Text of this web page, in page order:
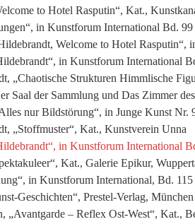
to Hotel Rasputin“, Kat.,
in Kunstforum International Bd. 99
Welcome to Hotel Rasputin“,
in Kunstforum International
„Chaotische Strukturen Himmlische
Saal der Sammlung und Das Zimmer
nur Bildstörung“, in Junge Kunst Nr.
„Stoffmuster“, Kat., Kunstverein Unna
in Kunstforum International
Kat., Galerie Epikur,
in Kunstforum International, Bd. 115
Geschichten“, Prestel-Verlag, München
„Avantgarde – Reflex Ost-West“, Kat.,